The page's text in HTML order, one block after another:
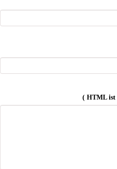
( HTML ist